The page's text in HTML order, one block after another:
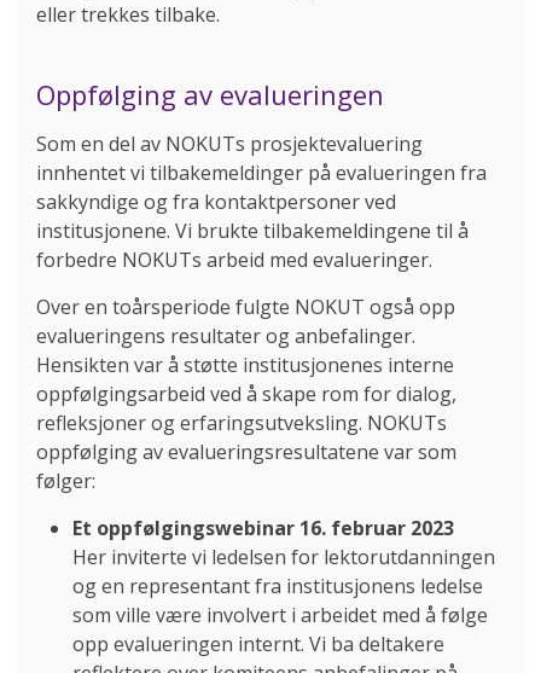
eller trekkes tilbake.
Oppfølging av evalueringen
Som en del av NOKUTs prosjektevaluering
innhentet vi tilbakemeldinger på evalueringen fra
sakkyndige og fra kontaktpersoner ved
institusjonene. Vi brukte tilbakemeldingene til å
forbedre NOKUTs arbeid med evalueringer.
Over en toårsperiode fulgte NOKUT også opp
evalueringens resultater og anbefalinger.
Hensikten var å støtte institusjonenes interne
oppfølgingsarbeid ved å skape rom for dialog,
refleksjoner og erfaringsutveksling. NOKUTs
oppfølging av evalueringsresultatene var som
følger:
Et oppfølgingswebinar 16. februar 2023
Her inviterte vi ledelsen for lektorutdanningen
og en representant fra institusjonens ledelse
som ville være involvert i arbeidet med å følge
opp evalueringen internt. Vi ba deltakere